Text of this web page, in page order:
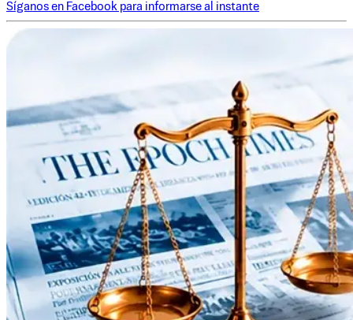
Síganos en Facebook para informarse al instante